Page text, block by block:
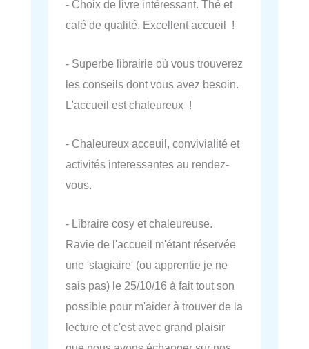
- Choix de livre intéressant. Thé et
café de qualité. Excellent accueil !
- Superbe librairie où vous trouverez
les conseils dont vous avez besoin.
L'accueil est chaleureux !
- Chaleureux acceuil, convivialité et
activités interessantes au rendez-
vous.
- Libraire cosy et chaleureuse.
Ravie de l'accueil m'étant réservée
une 'stagiaire' (ou apprentie je ne
sais pas) le 25/10/16 à fait tout son
possible pour m'aider à trouver de la
lecture et c'est avec grand plaisir